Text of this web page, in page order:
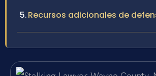
Recursos adicionales de